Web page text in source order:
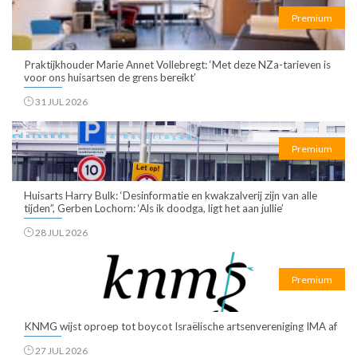
Premium
Praktijkhouder Marie Annet Vollebregt: ‘Met deze NZa-tarieven is
voor ons huisartsen de grens bereikt’
31 JUL 2026
Premium
Huisarts Harry Bulk: ‘Desinformatie en kwakzalverij zijn van alle
tijden”, Gerben Lochorn: ‘Als ik doodga, ligt het aan jullie’
28 JUL 2026
Premium
KNMG wijst oproep tot boycot Israëlische artsenvereniging IMA af
27 JUL 2026